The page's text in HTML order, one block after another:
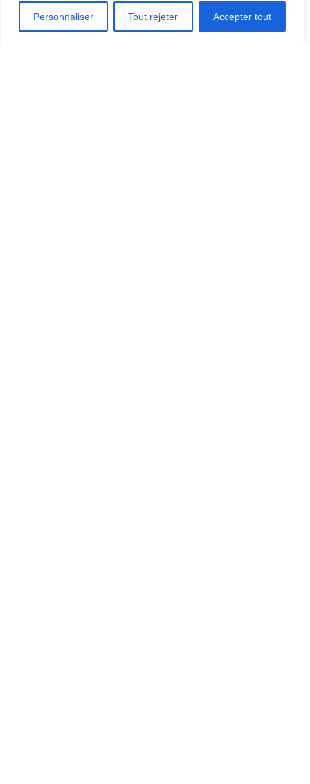
Personnaliser Tout rejeter Accepter tout
DÉCOUVRIR LA RÉGION
[CLIQUEZ ICI]